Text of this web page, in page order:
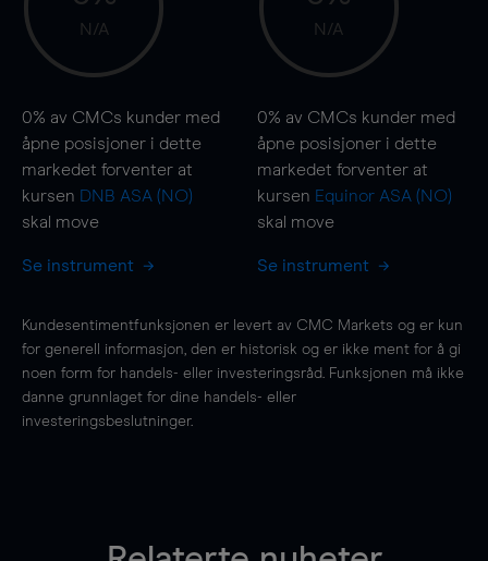
N/A
0% av CMCs kunder med
åpne posisjoner i dette
markedet forventer at
kursen DNB ASA (NO)
skal move
Se instrument
N/A
0% av CMCs kunder med
åpne posisjoner i dette
markedet forventer at
kursen Equinor ASA (NO)
skal move
Se instrument
Kundesentimentfunksjonen er levert av CMC Markets og er kun
for generell informasjon, den er historisk og er ikke ment for å gi
noen form for handels- eller investeringsråd. Funksjonen må ikke
danne grunnlaget for dine handels- eller
investeringsbeslutninger.